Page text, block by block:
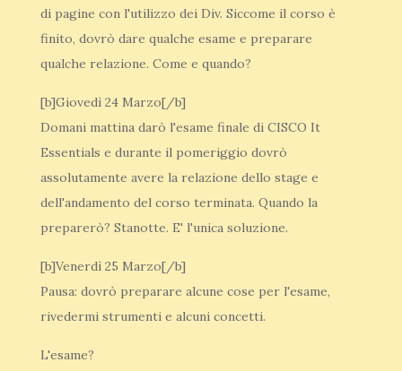
di pagine con l'utilizzo dei Div. Siccome il corso è
finito, dovrò dare qualche esame e preparare
qualche relazione. Come e quando?
[b]Giovedì 24 Marzo[/b]
Domani mattina darò l'esame finale di CISCO It
Essentials e durante il pomeriggio dovrò
assolutamente avere la relazione dello stage e
dell'andamento del corso terminata. Quando la
preparerò? Stanotte. E' l'unica soluzione.
[b]Venerdì 25 Marzo[/b]
Pausa: dovrò preparare alcune cose per l'esame,
rivedermi strumenti e alcuni concetti.
L'esame?